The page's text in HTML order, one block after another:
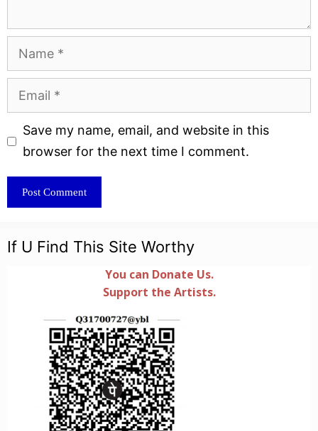
Name
Email
Website
Save my name, email, and website in this
browser for the next time I comment.
If U Find This Site Worthy